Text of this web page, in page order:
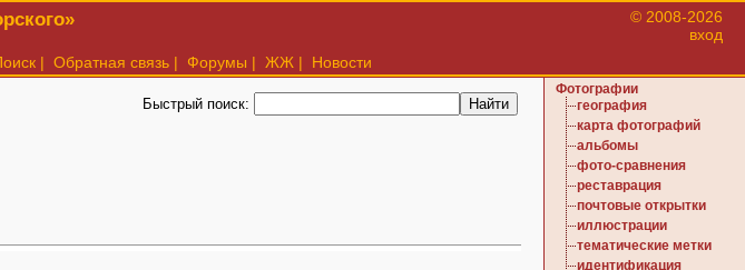
© 2008-2026
вход
| Обратная связь | Форумы | ЖЖ | Новости
Быстрый поиск:
Фотографии
география
карта фотографий
альбомы
фото-сравнения
реставрация
почтовые открытки
иллюстрации
тематические метки
идентификация